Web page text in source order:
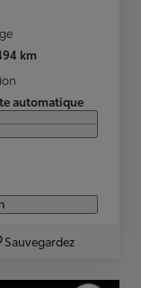
km
automatique
Sauvegardez